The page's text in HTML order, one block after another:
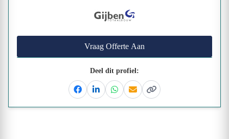
Vraag Offerte Aan
Deel dit profiel:
FacebookLinkedinWhatsapp
EmailKopieer link